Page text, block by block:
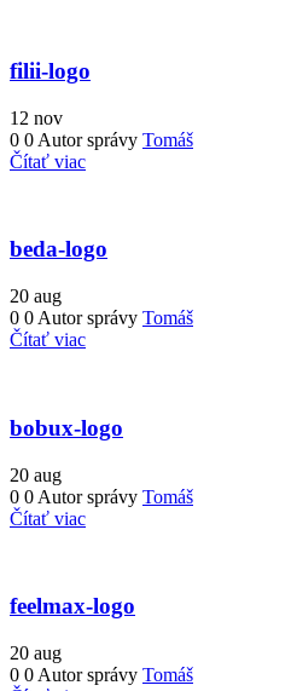
filii-logo
12 nov
0 0 Autor správy Tomáš
Čítať viac
beda-logo
20 aug
0 0 Autor správy Tomáš
Čítať viac
bobux-logo
20 aug
0 0 Autor správy Tomáš
Čítať viac
feelmax-logo
20 aug
0 0 Autor správy Tomáš